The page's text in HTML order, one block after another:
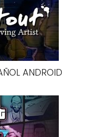
ANDROID